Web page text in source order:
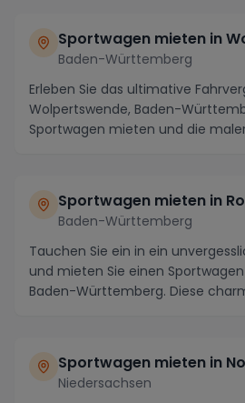
Sportwagen mieten in
Baden-Württemberg
Erleben Sie das ultimative
Wolpertswende, Baden-
Sportwagen mieten und die
Sportwagen mieten in
Baden-Württemberg
Tauchen Sie ein in ein
und mieten Sie einen
Baden-Württemberg. Diese
Sportwagen mieten in
Niedersachsen